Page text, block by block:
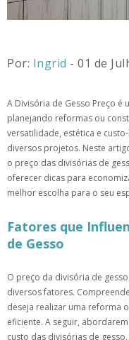
Por: Ingrid - 01 de
A Divisória de Gesso Preço é
planejando reformas ou
versatilidade, estética e
diversos projetos. Neste
o preço das divisórias de
oferecer dicas para
melhor escolha para o seu
Fatores que
de Gesso
O preço da divisória de
diversos fatores.
deseja realizar uma reforma
eficiente. A seguir,
custo das divisórias de